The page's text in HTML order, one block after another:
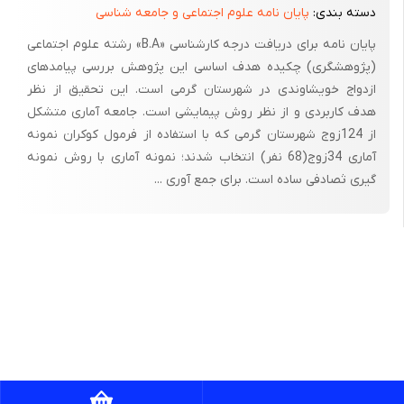
روابط جسمانی مشروع بین زوجین را تأیید نموده و زن و مرد را در تحت عنوان
انسان محسوب می شود ، زیرا خلقت انسان به گونه ای است که نیازمند به
جفت و همسر است و با لحاق به جنس مخالف است که کامل شده و اعتدال
می یابد و وجود غریزه ی جنسی و میل به همسر نیز در واقع ودیعه ای است
الهی تا بشر در جهت کمال خود تلاش نموده وتولید مثل نماید .
بنابراین انسان بر اساس قانون آفرینش و حکم فطرت و برای بقای نسل و
آرامش جسم و روح حل مشکلات زندگی نیازمند به ازدواج است و در نهاد
دسته بندی: پایان نامه علوم اجتماعی و جامعه شناسی
پایان نامه برای دریافت درجه کارشناسی «B.A» رشته علوم اجتماعی
(پژوهشگری) چکیده هدف اساسی این پژوهش بررسی پیامدهای
ازدواج خویشاوندی در شهرستان گرمی است. این تحقیق از نظر
هدف کاربردی و از نظر روش پیمایشی است. جامعه آماری متشکل
از 124زوج شهرستان گرمی که با استفاده از فرمول کوکران نمونه
آماری 34زوج(68 نفر) انتخاب شدند؛ نمونه آماری با روش نمونه
گیری ثصادفی ساده است. برای جمع آوری ...